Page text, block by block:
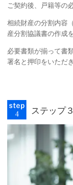
ご契約後、戸籍等の
相続財産の分割内容
産分割協議書の作成
必要書類が揃って書
署名と押印をいただ
ステップ